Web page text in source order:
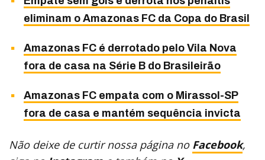
eliminam o Amazonas FC da Copa do Brasil
Amazonas FC é derrotado pelo Vila Nova
fora de casa na Série B do Brasileirão
Amazonas FC empata com o Mirassol-SP
fora de casa e mantém sequência invicta
Não deixe de curtir nossa página no Facebook,